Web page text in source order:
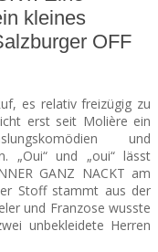
kleines
OFF
es relativ freizügig zu
erst seit Molière ein
und
„Oui“ und „oui“ lässt
GANZ NACKT am
Stoff stammt aus der
und Franzose wusste
unbekleidete Herren